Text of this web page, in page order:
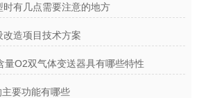
有几点需要注意的地方
改造项目技术方案
量O2双气体变送器具有哪些特性
要功能有哪些